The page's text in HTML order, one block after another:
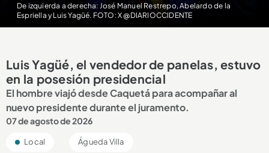
De izquierda a derecha: José Manuel Restrepo, Abelardo de la
Espriella y Luis Yagüé. FOTO: X @DIARIOCCIDENTE
Luis Yagüé, el vendedor de panelas, estuvo
en la posesión presidencial
El hombre viajó desde Caquetá para acompañar al
nuevo presidente durante el juramento.
07 de agosto de 2026
Local Águeda Villa